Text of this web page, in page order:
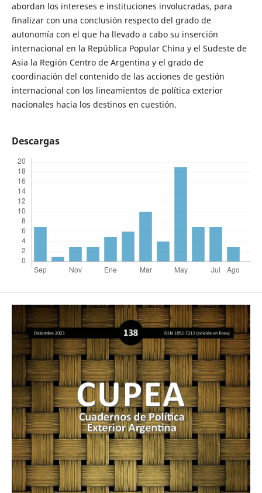
abordan los intereses e instituciones involucradas, para
finalizar con una conclusión respecto del grado de
autonomía con el que ha llevado a cabo su inserción
internacional en la República Popular China y el Sudeste de
Asia la Región Centro de Argentina y el grado de
coordinación del contenido de las acciones de gestión
internacional con los lineamientos de política exterior
nacionales hacia los destinos en cuestión.
Descargas